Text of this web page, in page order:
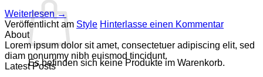
Es befinden sich keine Produkte im Warenkorb.
Weiterlesen →
Veröffentlicht am Style Hinterlasse einen Kommentar
About
Lorem ipsum dolor sit amet, consectetuer adipiscing elit, sed
diam nonummy nibh euismod tincidunt.
Latest Posts